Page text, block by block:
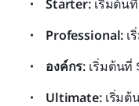
Starter: เริ่มต้น
Professional: เ
องค์กร: เริ่มต้นที่
Ultimate: เริ่มต้